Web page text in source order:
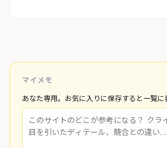
マイメモ
あなた専用。お気に入りに保存すると一覧に